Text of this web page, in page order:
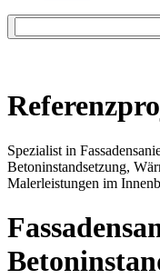
Spezialist in
Betoninstandsetzung,
Malerleistungen im